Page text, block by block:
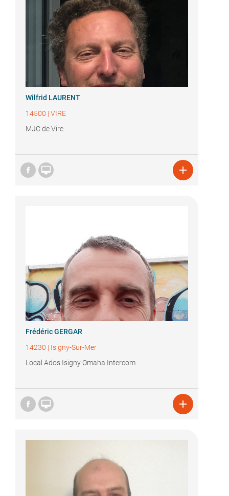
Wilfrid LAURENT
14500 | VIRE
MJC de Vire
 
Frédéric GERGAR
14230 | Isigny-Sur-Mer
Local Ados Isigny Omaha Intercom
 